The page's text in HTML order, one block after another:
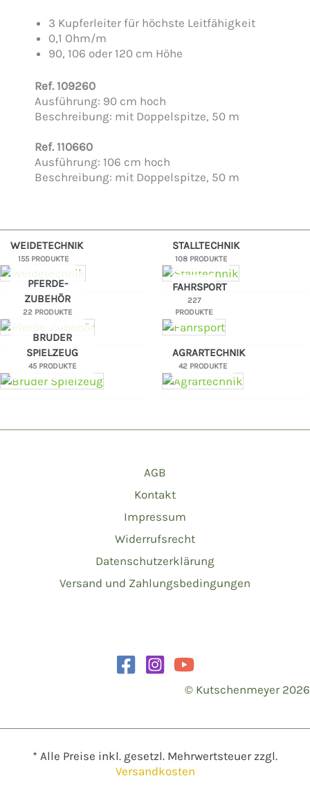
3 Kupferleiter für höchste Leitfähigkeit
0,1 Ohm/m
90, 106 oder 120 cm Höhe
Ref. 109260
Ausführung: 90 cm hoch
Beschreibung: mit Doppelspitze, 50 m
Ref. 110660
Ausführung: 106 cm hoch
Beschreibung: mit Doppelspitze, 50 m
WEIDETECHNIK
155 PRODUKTE
STALLTECHNIK
108 PRODUKTE
PFERDE-
ZUBEHÖR
22 PRODUKTE
FAHRSPORT
227
PRODUKTE
BRUDER
SPIELZEUG
45 PRODUKTE
AGRARTECHNIK
42 PRODUKTE
AGB
Kontakt
Impressum
Widerrufsrecht
Datenschutzerklärung
Versand und Zahlungsbedingungen
© Kutschenmeyer 2026
* Alle Preise inkl. gesetzl. Mehrwertsteuer zzgl.
Versandkosten